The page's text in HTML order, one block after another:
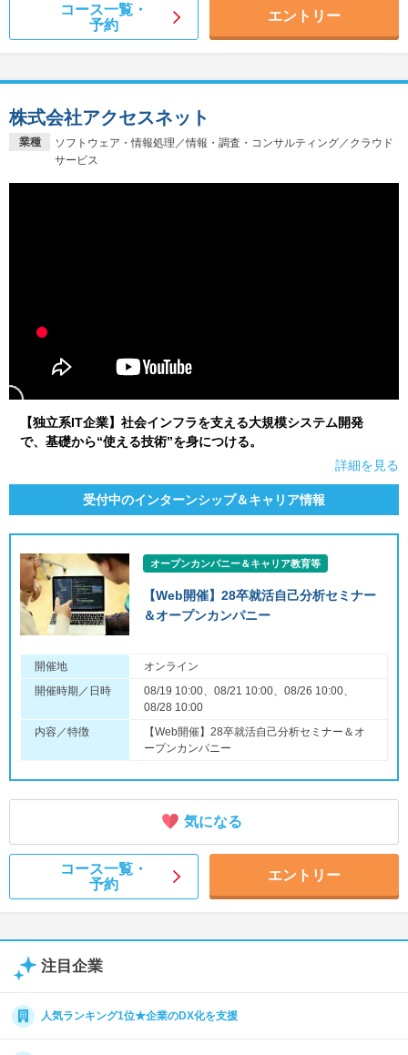
コース一覧・
予約
エントリー
業種
ソフトウェア・情報処理／情報・調査・コンサルティング／クラウド
サービス
株式会社アクセスネット
【独立系IT企業】社会インフラを支える大規模システム開発
で、基礎から“使える技術”を身につける。
詳細を見る
受付中のインターンシップ＆キャリア情報
オープンカンパニー＆キャリア教育等
【Web開催】28卒就活自己分析セミナー
＆オープンカンパニー
開催地
オンライン
開催時期／日時
08/19 10:00、08/21 10:00、08/26 10:00、
08/28 10:00
内容／特徴
【Web開催】28卒就活自己分析セミナー＆オ
ープンカンパニー
気になる
コース一覧・
予約
エントリー
注目企業
人気ランキング1位★企業のDX化を支援